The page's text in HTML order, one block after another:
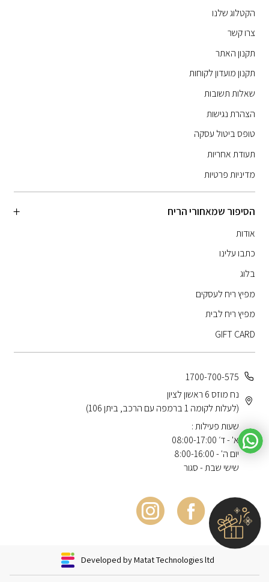
הקטלוג שלנו
צרו קשר
תקנון האתר
תקנון מועדון לקוחות
שאלות תשובות
הצהרת נגישות
טופס ביטול עסקה
תעודת אחריות
מדיניות פרטיות
הסיפור שמאחורי הריח
אודות
כתבו עלינו
בלוג
מפיץ ריח לעסקים
מפיץ ריח לבית
GIFT CARD
1700-700-575
נח מוזס 6 ראשון לציון
(לעלות לקומה 1 ברמפה עם הרכב, ביתן 106)
שעות פעילות :
א' - ד׳ 08:00-17:00
יום ה' - 8:00-16:00
שישי שבת - סגור
Developed by Matat Technologies ltd